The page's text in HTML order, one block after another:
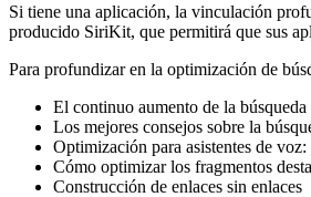
Si tiene una aplicación, la vinculación
producido SiriKit, que permitirá que sus
Para profundizar en la optimización de
El continuo aumento de la
Los mejores consejos sobre la
Optimización para asistentes de
Cómo optimizar los fragmentos
Construcción de enlaces sin enlaces